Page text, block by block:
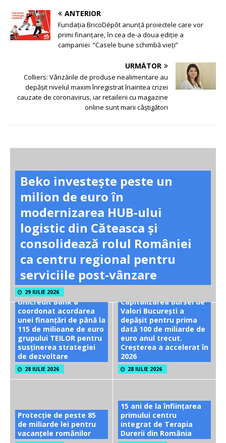
ANTERIOR
Fundația BricoDépôt anunţă proiectele care vor
primi finanţare, ȋn cea de-a doua ediţie a
campaniei “Casele bune schimbă vieţi”
URMĂTOR
Colliers: Vânzările de produse nealimentare au
depășit nivelul maxim înregistrat înaintea crizei
cauzate de coronavirus, iar retailerii cu magazine
online sunt marii câștigători
Beko investește peste un
milion de euro în
modernizarea HUB-ului
logistic din Căteasca și
consolidează rolul României
ca centru regional pentru
serviciile post-vânzare
29 IULIE 2026
UniCredit Bank a
coordonat acordarea
unei finanțări de până la
115 de milioane de euro
grupului TEILOR pentru
susținerea strategiei
de dezvoltare
28 IULIE 2026
Capitalizarea Bursei de
Valori București a
depășit pentru prima
dată 100 de miliarde de
euro anul trecut.
Creșterea a accelerat în
2026
28 IULIE 2026
Protecție de peste 85
de miliarde lei pentru
vacanțele românilor
15 ani de la înființarea
primului centru
integrat de Terapia
Durerii din România